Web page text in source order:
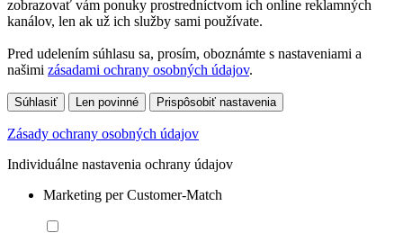
zobrazovať vám ponuky prostredníctvom ich online reklamných
kanálov, len ak už ich služby sami používate.
Pred udelením súhlasu sa, prosím, oboznámte s nastaveniami a
našimi zásadami ochrany osobných údajov.
Súhlasiť Len povinné Prispôsobiť nastavenia
Zásady ochrany osobných údajov
Individuálne nastavenia ochrany údajov
Marketing per Customer-Match